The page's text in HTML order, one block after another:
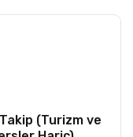
(Turizm ve